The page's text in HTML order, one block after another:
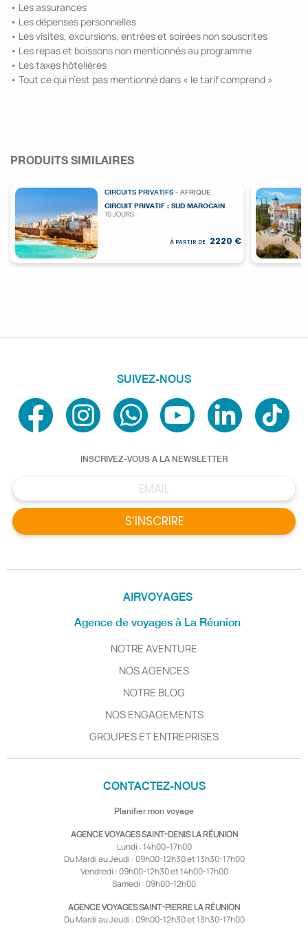
• Les assurances
• Les dépenses personnelles
• Les visites, excursions, entrées et soirées non souscrites
• Les repas et boissons non mentionnés au programme
• Les taxes hôtelières
• Tout ce qui n’est pas mentionné dans « le tarif comprend »
PRODUITS SIMILAIRES
CIRCUITS PRIVATIFS - AFRIQUE
CIRCUIT PRIVATIF : SUD MAROCAIN
10 JOURS
À PARTIR DE 2220 €
AIRVOYAGES
Agence de voyages à La Réunion
NOTRE AVENTURE
NOS AGENCES
NOTRE BLOG
NOS ENGAGEMENTS
GROUPES ET ENTREPRISES
SUIVEZ-NOUS
INSCRIVEZ-VOUS A LA NEWSLETTER
S’INSCRIRE
CONTACTEZ-NOUS
Planifier mon voyage
AGENCE VOYAGES SAINT-DENIS LA RÉUNION
Lundi : 14h00–17h00
Du Mardi au Jeudi : 09h00-12h30 et 13h30-17h00
Vendredi : 09h00-12h30 et 14h00-17h00
Samedi : 09h00-12h00
AGENCE VOYAGES SAINT-PIERRE LA RÉUNION
Du Mardi au Jeudi : 09h00-12h30 et 13h30-17h00